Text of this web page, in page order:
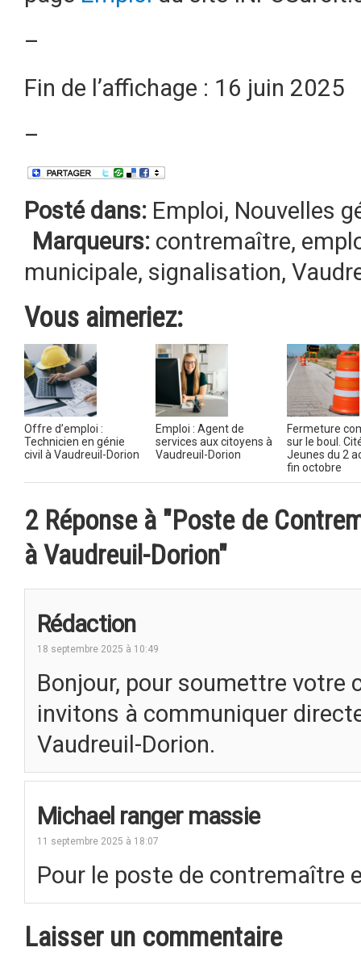
–
Fin de l’affichage : 16 juin 2025
–
Posté dans: Emploi, Nouvelles
Marqueurs: contremaître,
municipale, signalisation,
Vous aimeriez:
Offre d’emploi :
Technicien en génie
civil à Vaudreuil-Dorion
Emploi : Agent de
services aux citoyens à
Vaudreuil-Dorion
Fermeture
sur le boul.
Jeunes du 2
fin octobre
2 Réponse à "Poste de
à Vaudreuil-Dorion"
Rédaction
18 septembre 2025 à 10:49
Bonjour, pour soumettre votre
invitons à communiquer
Vaudreuil-Dorion.
Michael ranger massie
11 septembre 2025 à 18:07
Pour le poste de contremaître
Laisser un commentaire